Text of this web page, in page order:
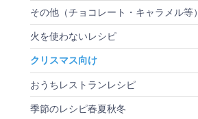
その他（チョコレート・キャラメル等）
火を使わないレシピ
クリスマス向け
おうちレストランレシピ
季節のレシピ春夏秋冬